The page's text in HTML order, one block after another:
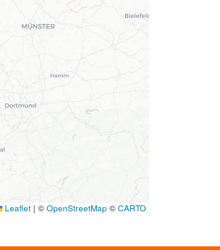
Leaflet | © OpenStreetMap © CARTO